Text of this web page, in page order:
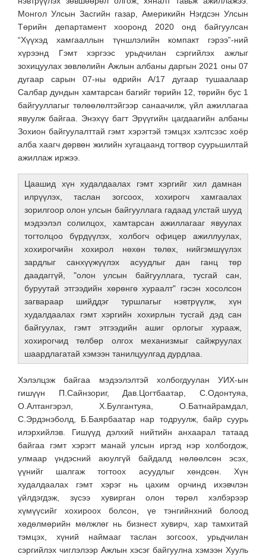
Монгол Улсын Засгийн газар, Америкийн Нэгдсэн Улсын
Төрийн депаpтамент хооронд 2020 онд байгуулсан
“Хүүхэд хамгааллын түншлэлийн компакт гэрээ”-ний
хүрээнд Гэмт хэргээс урьдчилан сэргийлэх ажлыг
зохицуулах зөвлөлийн Ажлын албаны даргын 2021 оны 07
дугаар сарын 07-ны өдрийн А/17 дугаар тушаалаар
Салбар дундын хамтарсан багийг төрийн 12, төрийн бус 1
байгууллагыг төлөөлөлтэйгээр санаачилж, үйл ажиллагаа
явуулж байгаа. Энэхүү багт Эрүүгийн цагдаагийн албаны
Зохион байгуулалттай гэмт хэрэгтэй тэмцэх хэлтсээс хоёр
алба хаагч дөрвөн жилийн хугацаанд тогтвор суурьшилтай
ажиллаж иржээ.
Цаашид хүн худалдаалах гэмт хэргийг хил дамнан
илрүүлэх, таслан зогсоох, хохирогч хамгаалах
зорилгоор олон улсын байгууллага гадаад улстай шууд
мэдээлэл солилцох, хамтарсан ажиллагааг явуулах
тогтолцоо бүрдүүлэх, холбогч офицер ажиллуулах,
хохирогчийн хохирол нөхөн төлөх, нийгэмшүүлэх
зардлыг санхүүжүүлэх асуудлыг дан ганц төр
даадаггүй, "олон улсын байгууллага, тусгай сан,
буруутай этгээдийн хөрөнгө хураалт" гэсэн хосолсон
загвараар шийддэг туршлагыг нэвтрүүлж, хүн
худалдаалах гэмт хэргийн хохирлын тусгай дэд сан
байгуулах, гэмт этгээдийн ашиг орлогыг хурааж,
хохирогчид төлбөр олгох механизмыг сайжруулах
шаардлагатай хэмээн танилцуулгад дурдлаа.
Хэлэлцэж байгаа мэдээлэлтэй холбогдуулан УИХ-ын
гишүүн П.Сайнзориг, Дав.Цогтбаатар, С.Одонтуяа,
О.Алтангэрэл, Х.Булгантуяа, О.Батнайрамдал,
С.Эрдэнэболд, Б.Баярбаатар нар тодруулж, байр суурь
илэрхийлэв. Гишүүд дэлхий нийтийн анхаарал татаад
байгаа гэмт хэрэгт манай улсын иргэд нэр холбогдож,
улмаар үндэсний аюулгүй байдалд нөлөөлсөн эсэх,
үүнийг шалгаж тогтоох асуудлыг хөндсөн. Хүн
худалдаалах гэмт хэрэг нь цахим орчинд ихэвчлэн
үйлдэгдэж, зүсээ хувирган олон төрөл хэлбэрээр
хүмүүсийг хохироох болсон, үе тэнгийнхний болоод
хөдөлмөрийн мөлжлөг нь бизнест хувирч, хар тамхитай
тэмцэх, хүний наймааг таслан зогсоох, урьдчилан
сэргийлэх чиглэлээр Ажлын хэсэг байгуулна хэмээн Хууль